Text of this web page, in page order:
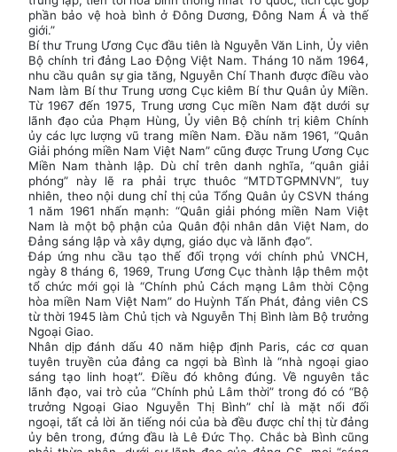
phần bảo vệ hoà bình ở Đông Dương, Đông Nam Á và thế
giới.”
Bí thư Trung Ương Cục đầu tiên là Nguyễn Văn Linh, Ủy viên
Bộ chính tri đảng Lao Động Việt Nam. Tháng 10 năm 1964,
nhu cầu quân sự gia tăng, Nguyễn Chí Thanh được điều vào
Nam làm Bí thư Trung ương Cục kiêm Bí thư Quân ủy Miền.
Từ 1967 đến 1975, Trung ương Cục miền Nam đặt dưới sự
lãnh đạo của Phạm Hùng, Ủy viên Bộ chính trị kiêm Chính
ủy các lực lượng vũ trang miền Nam. Đầu năm 1961, “Quân
Giải phóng miền Nam Việt Nam” cũng được Trung Ương Cục
Miền Nam thành lập. Dù chỉ trên danh nghĩa, “quân giải
phóng” này lẽ ra phải trực thuôc “MTDTGPMNVN”, tuy
nhiên, theo nội dung chỉ thị của Tổng Quân ủy CSVN tháng
1 năm 1961 nhấn mạnh: “Quân giải phóng miền Nam Việt
Nam là một bộ phận của Quân đội nhân dân Việt Nam, do
Đảng sáng lập và xây dựng, giáo dục và lãnh đạo”.
Đáp ứng nhu cầu tạo thế đối trọng với chính phủ VNCH,
ngày 8 tháng 6, 1969, Trung Ương Cục thành lập thêm một
tổ chức mới gọi là “Chính phủ Cách mạng Lâm thời Cộng
hòa miền Nam Việt Nam” do Huỳnh Tấn Phát, đảng viên CS
từ thời 1945 làm Chủ tịch và Nguyễn Thị Bình làm Bộ trưởng
Ngoại Giao.
Nhân dịp đánh dấu 40 năm hiệp định Paris, các cơ quan
tuyên truyền của đảng ca ngợi bà Bình là “nhà ngoại giao
sáng tạo linh hoạt”. Điều đó không đúng. Về nguyên tắc
lãnh đạo, vai trò của “Chính phủ Lâm thời” trong đó có “Bộ
trưởng Ngoại Giao Nguyễn Thị Bình” chỉ là mặt nổi đối
ngoại, tất cả lời ăn tiếng nói của bà đều được chỉ thị từ đảng
ủy bên trong, đứng đầu là Lê Đức Thọ. Chắc bà Bình cũng